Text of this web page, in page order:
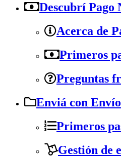
Descubrí Pago
Acerca de
Primeros
Preguntas
Enviá con
Primeros
Gestión de